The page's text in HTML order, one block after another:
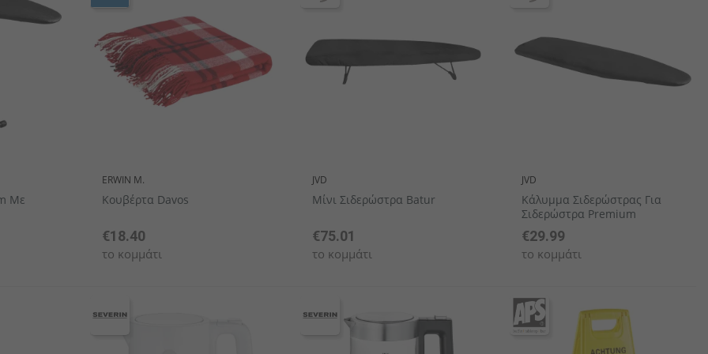
Πλαστικά επιτραπέζια σκεύη Σειρά πορσελάνης
Κουτάλια γκουρμέ Σειρά μαχαιροπήρουνων
Μίνι μαχαιροπήρουνα Σαλαμάνδρες Ξύλινα Είδη Σερβιρίσματος/ Παρουσίασης
Με
ERWIN M.
Κουβέρτα Davos
€18.40
το κομμάτι
JVD
Μίνι Σιδερώστρα Batur
€75.01
το κομμάτι
JVD
Κάλυμμα Σιδερώστρας Για
Σιδερώστρα Premium
€29.99
το κομμάτι